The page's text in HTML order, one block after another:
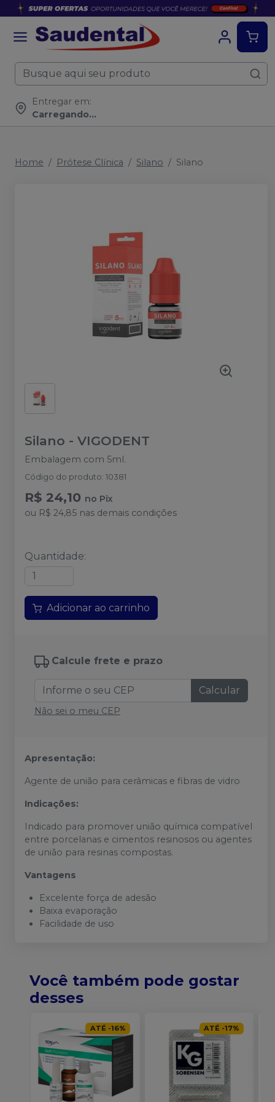
Entregar em:
Carregando...
Home Prótese Clínica Silano Silano
Silano - VIGODENT
Embalagem com 5ml.
Código do produto: 10381
R$ 24,10 no Pix
ou R$ 24,85 nas demais condições
Quantidade:
Adicionar ao carrinho
Calcule frete e prazo
Calcular
Não sei o meu CEP
Apresentação:
Agente de união para cerâmicas e fibras de vidro
Indicações:
Indicado para promover união química compatível
entre porcelanas e cimentos resinosos ou agentes
de união para resinas compostas.
Vantagens
Excelente força de adesão
Baixa evaporação
Facilidade de uso
Você também pode gostar
desses
ATÉ -16% ATÉ -17%